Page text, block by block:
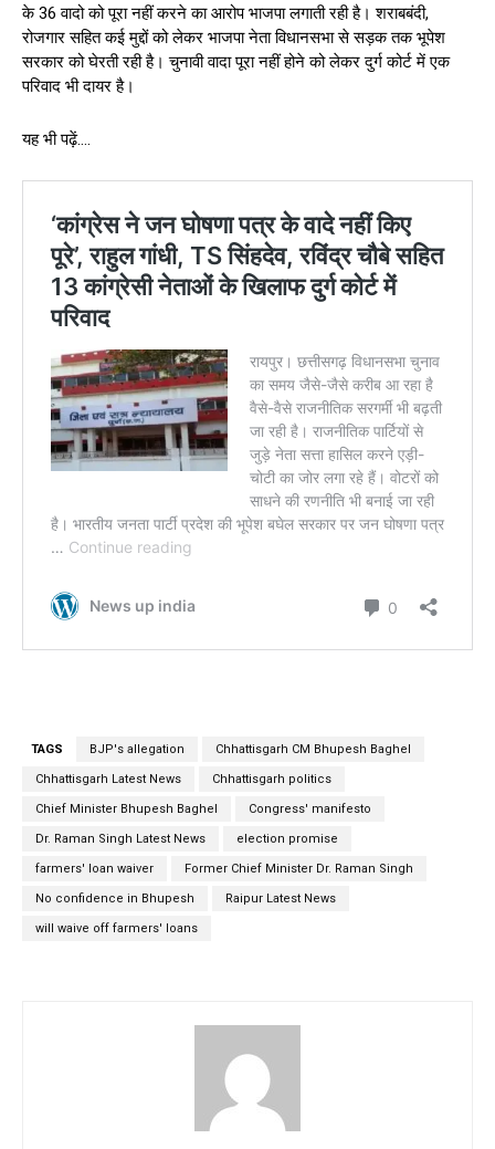
के 36 वादो को पूरा नहीं करने का आरोप भाजपा लगाती रही है। शराबबंदी,
रोजगार सहित कई मुद्दों को लेकर भाजपा नेता विधानसभा से सड़क तक भूपेश
सरकार को घेरती रही है। चुनावी वादा पूरा नहीं होने को लेकर दुर्ग कोर्ट में एक
परिवाद भी दायर है।
यह भी पढ़ें….
TAGS BJP's allegation Chhattisgarh CM Bhupesh Baghel
Chhattisgarh Latest News Chhattisgarh politics
Chief Minister Bhupesh Baghel Congress' manifesto
Dr. Raman Singh Latest News election promise
farmers' loan waiver Former Chief Minister Dr. Raman Singh
No confidence in Bhupesh Raipur Latest News
will waive off farmers' loans